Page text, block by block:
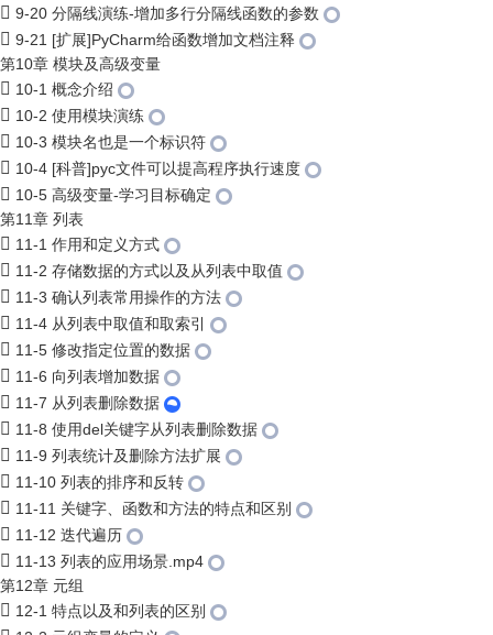
9-20 分隔线演练-增加多行分隔线函数的参数
9-21 [扩展]PyCharm给函数增加文档注释
第10章 模块及高级变量
10-1 概念介绍
10-2 使用模块演练
10-3 模块名也是一个标识符
10-4 [科普]pyc文件可以提高程序执行速度
10-5 高级变量-学习目标确定
第11章 列表
11-1 作用和定义方式
11-2 存储数据的方式以及从列表中取值
11-3 确认列表常用操作的方法
11-4 从列表中取值和取索引
11-5 修改指定位置的数据
11-6 向列表增加数据
11-7 从列表删除数据
11-8 使用del关键字从列表删除数据
11-9 列表统计及删除方法扩展
11-10 列表的排序和反转
11-11 关键字、函数和方法的特点和区别
11-12 迭代遍历
11-13 列表的应用场景.mp4
第12章 元组
12-1 特点以及和列表的区别